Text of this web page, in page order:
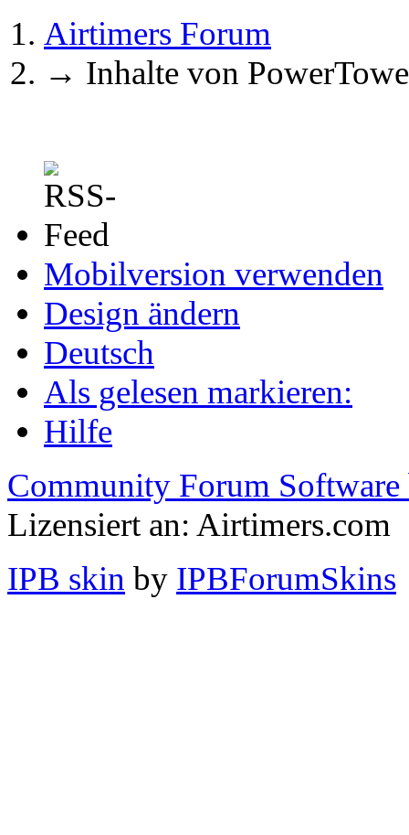
Airtimers Forum
→ Inhalte von
Mobilversion verwenden
Design ändern
Deutsch
Als gelesen markieren:
Hilfe
Community Forum Software
Lizensiert an: Airtimers.com
IPB skin by IPBForumSkins